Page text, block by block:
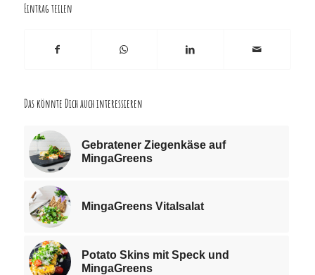
Eintrag teilen
Das könnte Dich auch interessieren
Gebratener Ziegenkäse auf
MingaGreens
MingaGreens Vitalsalat
Potato Skins mit Speck und
MingaGreens